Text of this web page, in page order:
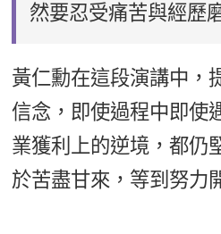
然要忍受痛苦與經歷
黃仁勳在這段演講中，
信念，即使過程中即使
業獲利上的逆境，都仍
於苦盡甘來，等到努力